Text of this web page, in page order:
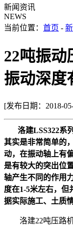
新闻资讯
NEWS
当前位置： 首页 -
22吨振动
振动深度
[发布日期：2018-
洛建LSS322系
其实是非常简单的
动，在振动轴上有
是有较大的突出位
轴产生不同的作用
度在1-5米左右，但
据实际施工、土质
洛建22吨压路机